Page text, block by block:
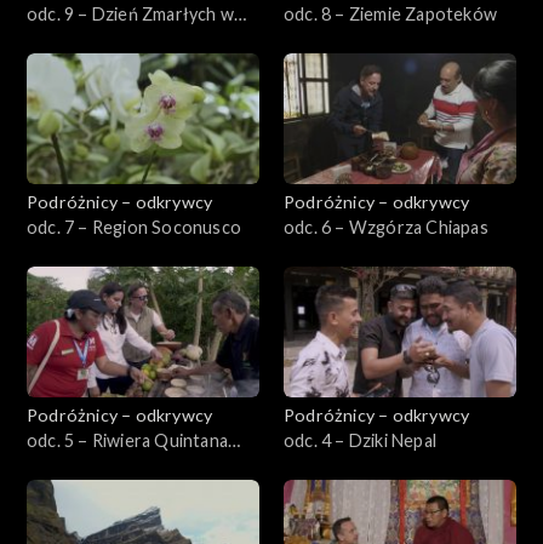
odc. 9 – Dzień Zmarłych w
odc. 8 – Ziemie Zapoteków
Podróżnicy – odkrywcy
odc. 7 – Region Soconusco
Podróżnicy – odkrywcy
odc. 6 – Wzgórza Chiapas
Podróżnicy – odkrywcy
odc. 5 – Riwiera Quintana
Podróżnicy – odkrywcy
odc. 4 – Dziki Nepal